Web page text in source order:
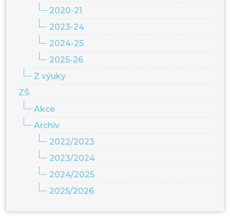
2020-21
2023-24
2024-25
2025-26
Z výuky
ZŠ
Akce
Archiv
2022/2023
2023/2024
2024/2025
2025/2026